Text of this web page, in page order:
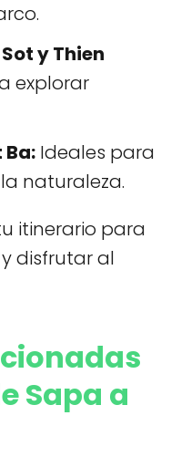
y Thien
explorar
Ba: Ideales para
naturaleza.
itinerario para
disfrutar al
Sapa a